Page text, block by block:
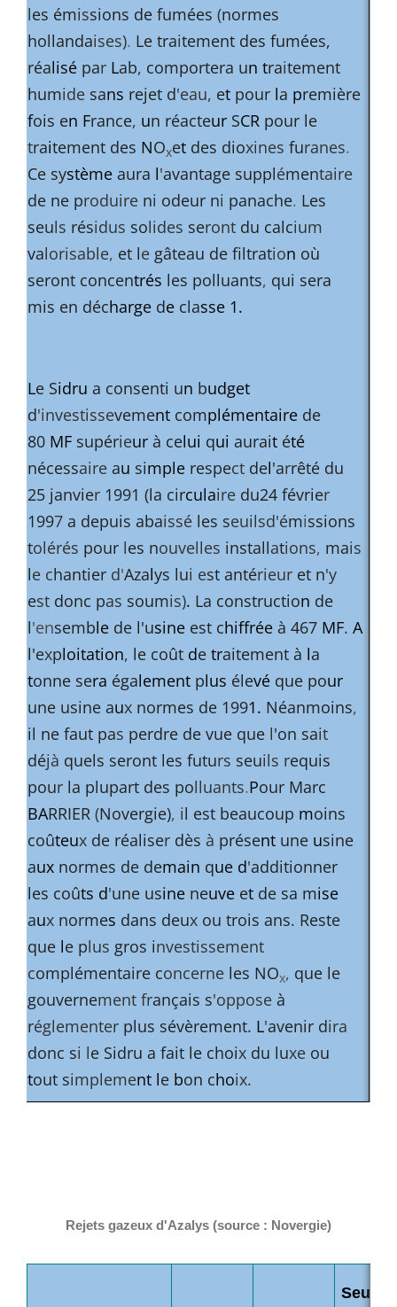
les émissions de fumées (normes
hollandaises). Le traitement des fumées,
réalisé par Lab, comportera un traitement
humide sans rejet d'eau, et pour la première
fois en France, un réacteur SCR pour le
traitement des NOxet des dioxines furanes.
Ce système aura l'avantage supplémentaire
de ne produire ni odeur ni panache. Les
seuls résidus solides seront du calcium
valorisable, et le gâteau de filtration où
seront concentrés les polluants, qui sera
mis en décharge de classe 1.
Le Sidru a consenti un budget
d'investissevement complémentaire de
80 MF supérieur à celui qui aurait été
nécessaire au simple respect del'arrêté du
25 janvier 1991 (la circulaire du24 février
1997 a depuis abaissé les seuilsd'émissions
tolérés pour les nouvelles installations, mais
le chantier d'Azalys lui est antérieur et n'y
est donc pas soumis). La construction de
l'ensemble de l'usine est chiffrée à 467 MF. A
l'exploitation, le coût de traitement à la
tonne sera également plus élevé que pour
une usine aux normes de 1991. Néanmoins,
il ne faut pas perdre de vue que l'on sait
déjà quels seront les futurs seuils requis
pour la plupart des polluants.Pour Marc
BARRIER (Novergie), il est beaucoup moins
coûteux de réaliser dès à présent uneusine
aux normes de demain que d'additionner
les coûts d'une usine neuve et de sa mise
aux normes dans deux ou trois ans. Reste
que le plus gros investissement
complémentaire concerne les NOx, que le
gouvernement français s'oppose à
réglementer plus sévèrement. L'avenir dira
donc si le Sidru a fait le choix du luxe ou
tout simplement le bon choix.
Rejets gazeux d'Azalys (source : Novergie)
Seuils